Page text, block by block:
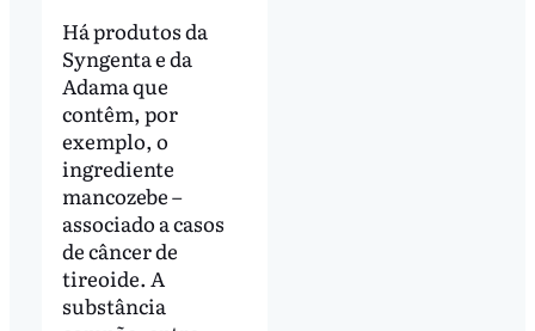
Há produtos da
Syngenta e da
Adama que
contêm, por
exemplo, o
ingrediente
mancozebe –
associado a casos
de câncer de
tireoide. A
substância